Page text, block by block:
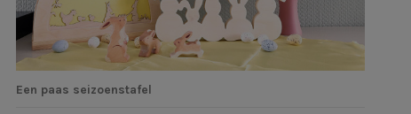
Een paas seizoenstafel